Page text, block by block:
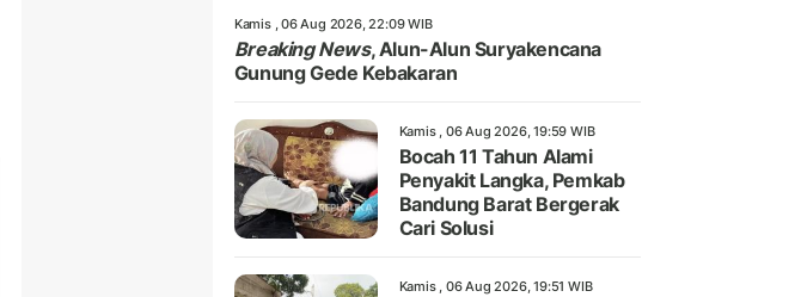
Kamis , 06 Aug 2026, 22:09 WIB
Breaking News, Alun-Alun Suryakencana
Gunung Gede Kebakaran
Kamis , 06 Aug 2026, 19:59 WIB
Bocah 11 Tahun Alami
Penyakit Langka, Pemkab
Bandung Barat Bergerak
Cari Solusi
Kamis , 06 Aug 2026, 19:51 WIB